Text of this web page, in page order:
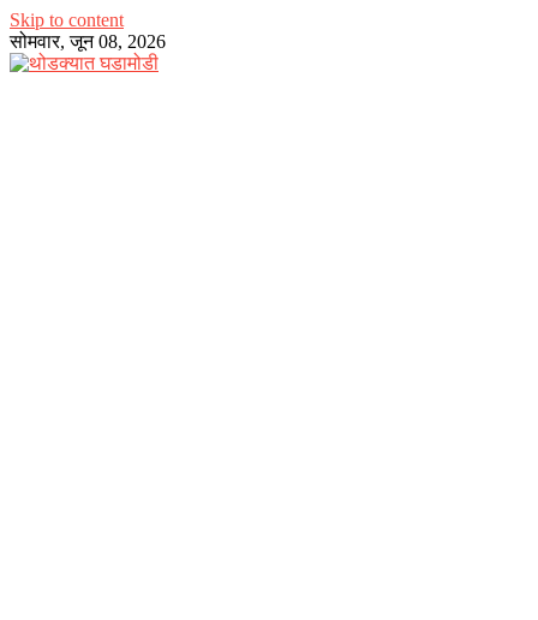
Skip to content
सोमवार, जून 08, 2026